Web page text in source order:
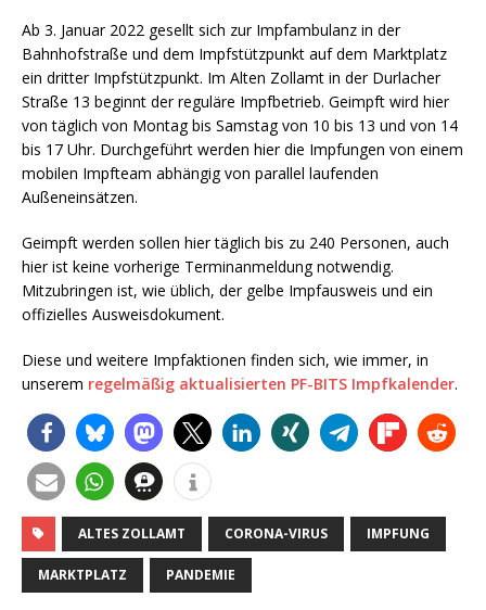
Ab 3. Januar 2022 gesellt sich zur Impfambulanz in der
Bahnhofstraße und dem Impfstützpunkt auf dem Marktplatz
ein dritter Impfstützpunkt. Im Alten Zollamt in der Durlacher
Straße 13 beginnt der reguläre Impfbetrieb. Geimpft wird hier
von täglich von Montag bis Samstag von 10 bis 13 und von 14
bis 17 Uhr. Durchgeführt werden hier die Impfungen von einem
mobilen Impfteam abhängig von parallel laufenden
Außeneinsätzen.
Geimpft werden sollen hier täglich bis zu 240 Personen, auch
hier ist keine vorherige Terminanmeldung notwendig.
Mitzubringen ist, wie üblich, der gelbe Impfausweis und ein
offizielles Ausweisdokument.
Diese und weitere Impfaktionen finden sich, wie immer, in
unserem regelmäßig aktualisierten PF-BITS Impfkalender.
ALTES ZOLLAMT CORONA-VIRUS IMPFUNG
MARKTPLATZ PANDEMIE